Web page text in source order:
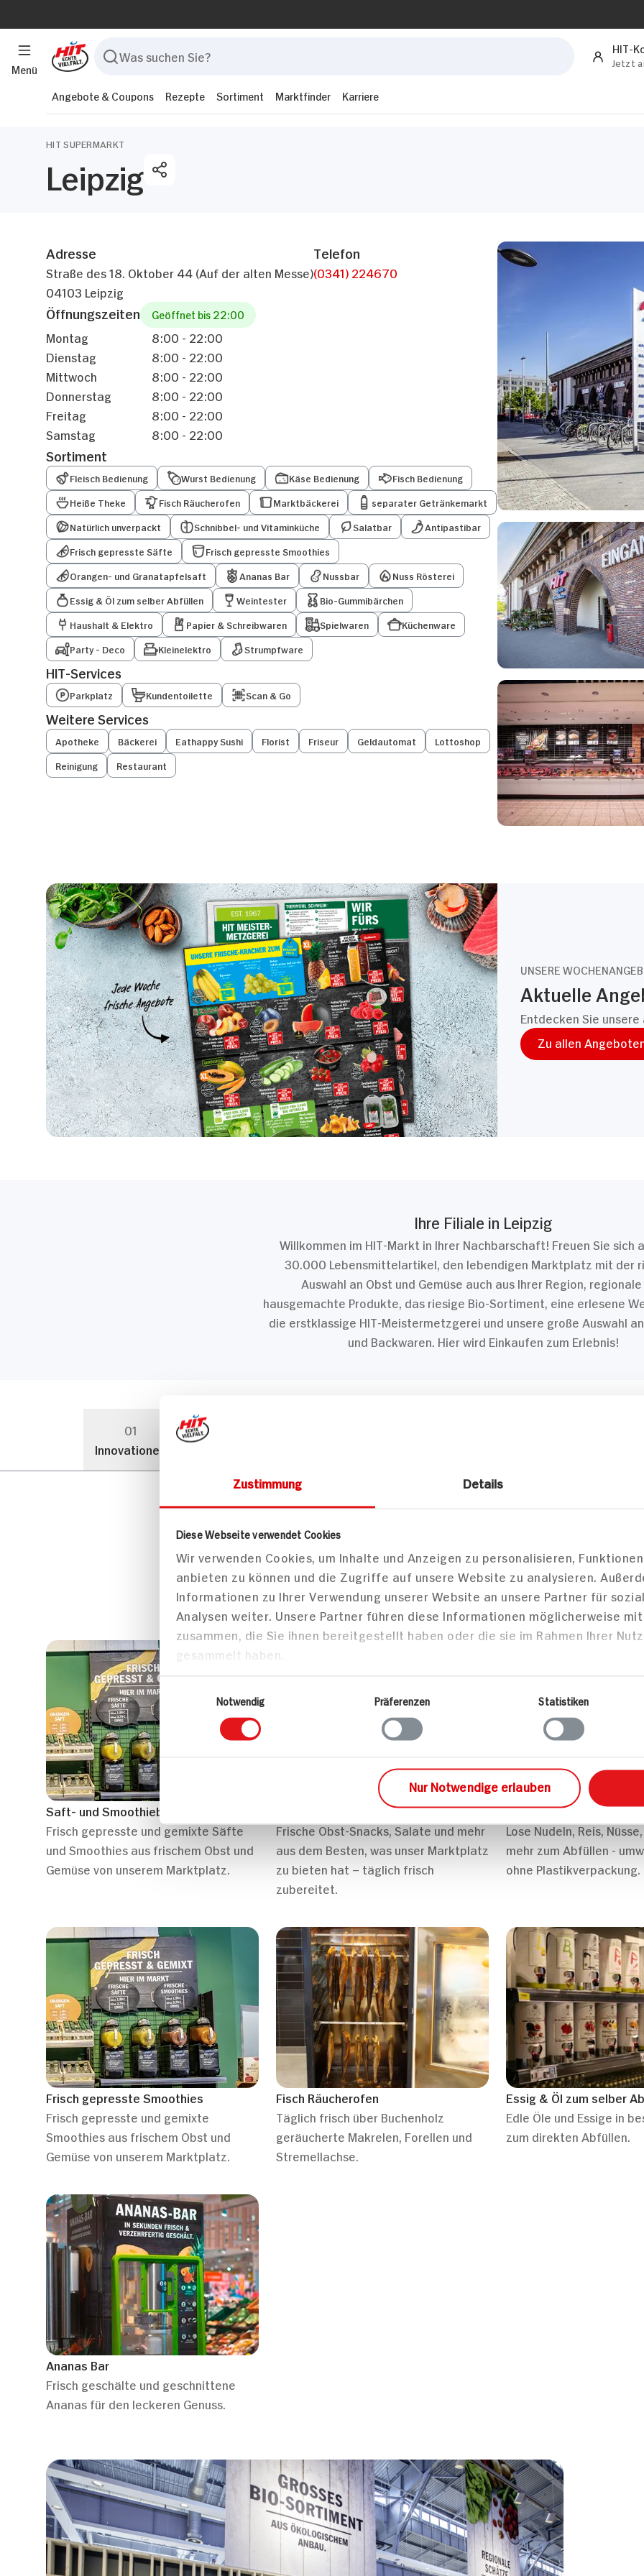
Zustimmung Details
Diese Webseite verwendet Cookies
Wir verwenden Cookies, um Inhalte und Anzeigen zu personalisieren,
anbieten zu können und die Zugriffe auf unsere Website zu analysieren.
Informationen zu Ihrer Verwendung unserer Website an unsere Partner für
Analysen weiter. Unsere Partner führen diese Informationen möglicherweise
zusammen, die Sie ihnen bereitgestellt haben oder die sie im Rahmen Ihrer
gesammelt haben.
Einwilligungsauswahl
Notwendig
Präferenzen Statistiken
Nur Notwendige erlauben
Menü
HIT-
Jetzt
Angebote & Coupons Rezepte Sortiment Marktfinder Karriere
HIT SUPERMARKT
Leipzig
Adresse
Straße des 18. Oktober 44 (Auf der alten Messe)
04103 Leipzig
Telefon
(0341) 224670
Öffnungszeiten Geöffnet bis 22:00
Montag
8:00 - 22:00
Dienstag
8:00 - 22:00
Mittwoch
8:00 - 22:00
Donnerstag
8:00 - 22:00
Freitag
8:00 - 22:00
Samstag
8:00 - 22:00
Sortiment
Fleisch Bedienung Wurst Bedienung Käse Bedienung
Fisch Bedienung
Heiße Theke
Fisch Räucherofen Marktbäckerei
separater Getränkemarkt
Natürlich unverpackt
Schnibbel- und Vitaminküche Salatbar
Antipastibar
Frisch gepresste Säfte
Frisch gepresste Smoothies
Orangen- und Granatapfelsaft
Ananas Bar Nussbar
Nuss Rösterei
Essig & Öl zum selber Abfüllen
Weintester
Bio-Gummibärchen
Haushalt & Elektro
Papier & Schreibwaren Spielwaren
Küchenware
Party - Deco
Kleinelektro Strumpfware
HIT-Services
Parkplatz Kundentoilette Scan & Go
Weitere Services
Apotheke Bäckerei Eathappy Sushi Florist Friseur Geldautomat
Lottoshop
Reinigung
Restaurant
UNSERE
Aktuelle
Entdecken Sie
Zu allen
Ihre Filiale in Leipzig
Willkommen im HIT-Markt in Ihrer Nachbarschaft! Freuen Sie sich
30.000 Lebensmittelartikel, den lebendigen Marktplatz mit der
Auswahl an Obst und Gemüse auch aus Ihrer Region,
hausgemachte Produkte, das riesige Bio-Sortiment, eine erlesene
die erstklassige HIT-Meistermetzgerei und unsere große Auswahl
und Backwaren. Hier wird Einkaufen zum Erlebnis!
01
Innovationen
Vielfältig, modern, anders – das ist HIT! Dank unserer
Einkaufen zum wahren Erlebnis. Entdecken Sie beim Gang durch
immer wieder Neues. Was Einkaufen bei uns dabei so besonders
verraten es Ihnen.
Saft- und Smoothiebar
Frisch gepresste und gemixte Säfte
und Smoothies aus frischem Obst und
Gemüse von unserem Marktplatz.
Schnibbel- und Vitaminküche
Frische Obst-Snacks, Salate und mehr
aus dem Besten, was unser Marktplatz
zu bieten hat – täglich frisch
zubereitet.
Natürlich unverpackt
Lose Nudeln, Reis,
mehr zum Abfüllen -
ohne Plastikverpackung.
Frisch gepresste Smoothies
Frisch gepresste und gemixte
Smoothies aus frischem Obst und
Gemüse von unserem Marktplatz.
Fisch Räucherofen
Täglich frisch über Buchenholz
geräucherte Makrelen, Forellen und
Stremellachse.
Essig & Öl zum selber
Edle Öle und Essige in
zum direkten Abfüllen.
Ananas Bar
Frisch geschälte und geschnittene
Ananas für den leckeren Genuss.